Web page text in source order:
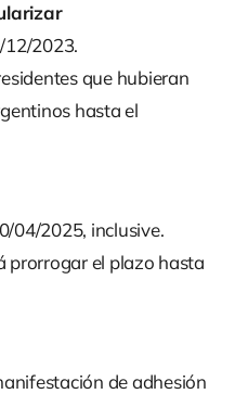
12/2023.
que hubieran
hasta el
04/2025, inclusive.
prorrogar el plazo hasta
de adhesión